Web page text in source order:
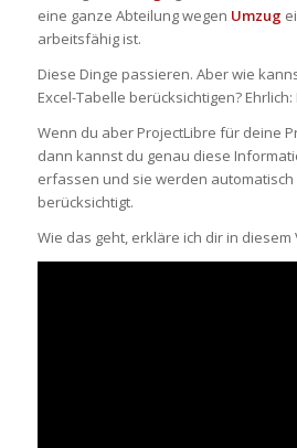
eine ganze Abteilung wegen Umzug
arbeitsfähig ist.
Diese Dinge passieren. Aber wie
Excel-Tabelle berücksichtigen?
Wenn du aber ProjectLibre für deine
dann kannst du genau diese
erfassen und sie werden
berücksichtigt.
Wie das geht, erkläre ich dir in diesem